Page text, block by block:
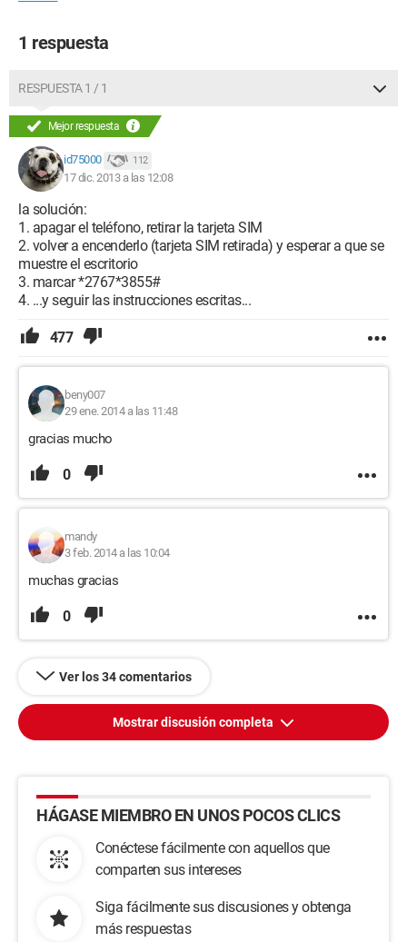
1 respuesta
RESPUESTA 1 / 1
Mejor respuesta
id75000 112
17 dic. 2013 a las 12:08
la solución:
1. apagar el teléfono, retirar la tarjeta SIM
2. volver a encenderlo (tarjeta SIM retirada) y esperar a que se
muestre el escritorio
3. marcar *2767*3855#
4. ...y seguir las instrucciones escritas...
477
beny007
29 ene. 2014 a las 11:48
gracias mucho
0
mandy
3 feb. 2014 a las 10:04
muchas gracias
0
Ver los 34 comentarios
Mostrar discusión completa
HÁGASE MIEMBRO EN UNOS POCOS CLICS
Conéctese fácilmente con aquellos que
comparten sus intereses
Siga fácilmente sus discusiones y obtenga
más respuestas